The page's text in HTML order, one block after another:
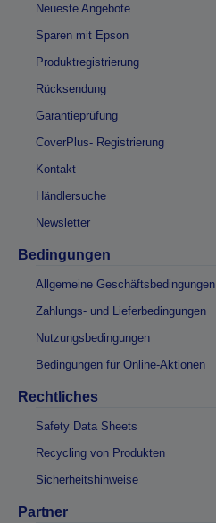
Neueste Angebote
Sparen mit Epson
Produktregistrierung
Rücksendung
Garantieprüfung
CoverPlus- Registrierung
Kontakt
Händlersuche
Newsletter
Bedingungen
Allgemeine Geschäftsbedingungen
Zahlungs- und Lieferbedingungen
Nutzungsbedingungen
Bedingungen für Online-Aktionen
Rechtliches
Safety Data Sheets
Recycling von Produkten
Sicherheitshinweise
Partner